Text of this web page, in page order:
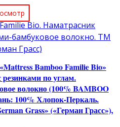
Bamboo Familie Bio»
по углам.
волокно (100% BAMBOO
100% Хлопок-Перкаль.
Grass» («Герман Грасс»),